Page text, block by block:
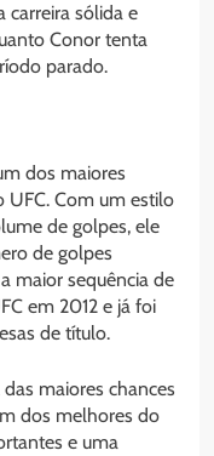
carreira sólida e
Conor tenta
parado.
dos maiores
Com um estilo
de golpes, ele
de golpes
maior sequência de
em 2012 e já foi
de título.
maiores chances
dos melhores do
e uma